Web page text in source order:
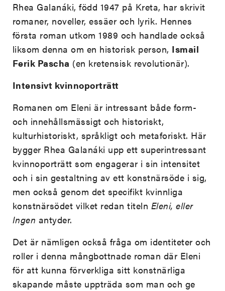
Rhea Galanáki, född 1947 på Kreta, har skrivit
romaner, noveller, essäer och lyrik. Hennes
första roman utkom 1989 och handlade också
liksom denna om en historisk person, Ismail
Ferik Pascha (en kretensisk revolutionär).
Intensivt kvinnoporträtt
Romanen om Eleni är intressant både form-
och innehållsmässigt och historiskt,
kulturhistoriskt, språkligt och metaforiskt. Här
bygger Rhea Galanáki upp ett superintressant
kvinnoporträtt som engagerar i sin intensitet
och i sin gestaltning av ett konstnärsöde i sig,
men också genom det specifikt kvinnliga
konstnärsödet vilket redan titeln Eleni, eller
Ingen antyder.
Det är nämligen också fråga om identiteter och
roller i denna mångbottnade roman där Eleni
för att kunna förverkliga sitt konstnärliga
skapande måste uppträda som man och ge